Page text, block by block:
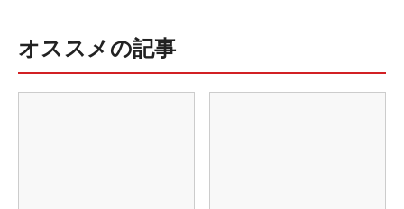
オススメの記事